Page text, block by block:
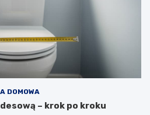
DOMOWA
– krok po kroku